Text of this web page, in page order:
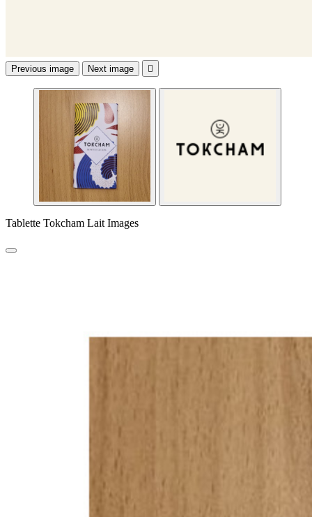
Previous image Next image 
Tablette Tokcham Lait Images